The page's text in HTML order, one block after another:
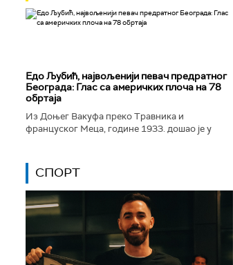
Едо Љубић, највољенији певач предратног
Београда: Глас са америчких плоча на 78
обртаја
Из Доњег Вакуфа преко Травника и
француског Меца, године 1933. дошао је у
СПОРТ